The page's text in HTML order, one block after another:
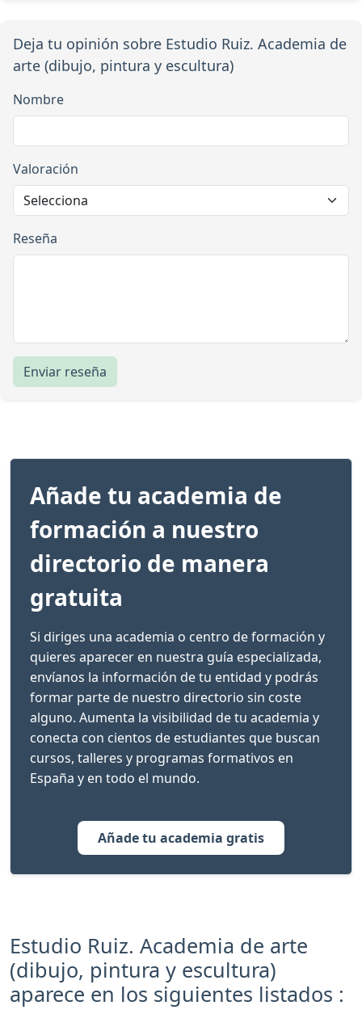
Deja tu opinión sobre Estudio Ruiz. Academia de
arte (dibujo, pintura y escultura)
Nombre
Valoración
Reseña
Enviar reseña
Añade tu academia de
formación a nuestro
directorio de manera
gratuita
Si diriges una academia o centro de formación y
quieres aparecer en nuestra guía especializada,
envíanos la información de tu entidad y podrás
formar parte de nuestro directorio sin coste
alguno. Aumenta la visibilidad de tu academia y
conecta con cientos de estudiantes que buscan
cursos, talleres y programas formativos en
España y en todo el mundo.
Añade tu academia gratis
Estudio Ruiz. Academia de arte
(dibujo, pintura y escultura)
aparece en los siguientes listados :